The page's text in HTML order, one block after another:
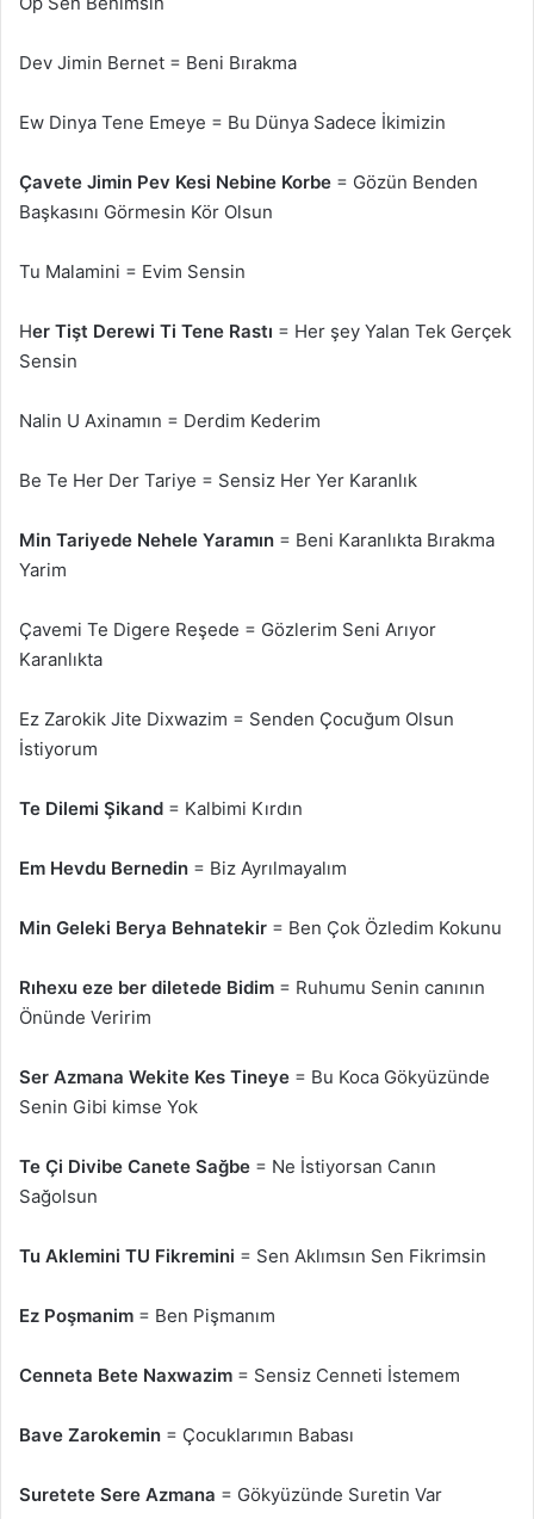
Dev Jimin Bernet = Beni Bırakma
Ew Dinya Tene Emeye = Bu Dünya Sadece İkimizin
Çavete Jimin Pev Kesi Nebine Korbe = Gözün Benden
Başkasını Görmesin Kör Olsun
Tu Malamini = Evim Sensin
Her Tişt Derewi Ti Tene Rastı = Her şey Yalan Tek Gerçek
Sensin
Nalin U Axinamın = Derdim Kederim
Be Te Her Der Tariye = Sensiz Her Yer Karanlık
Min Tariyede Nehele Yaramın = Beni Karanlıkta Bırakma
Yarim
Çavemi Te Digere Reşede = Gözlerim Seni Arıyor
Karanlıkta
Ez Zarokik Jite Dixwazim = Senden Çocuğum Olsun
İstiyorum
Te Dilemi Şikand = Kalbimi Kırdın
Em Hevdu Bernedin = Biz Ayrılmayalım
Min Geleki Berya Behnatekir = Ben Çok Özledim Kokunu
Rıhexu eze ber diletede Bidim = Ruhumu Senin canının
Önünde Veririm
Ser Azmana Wekite Kes Tineye = Bu Koca Gökyüzünde
Senin Gibi kimse Yok
Te Çi Divibe Canete Sağbe = Ne İstiyorsan Canın
Sağolsun
Tu Aklemini TU Fikremini = Sen Aklımsın Sen Fikrimsin
Ez Poşmanim = Ben Pişmanım
Cenneta Bete Naxwazim = Sensiz Cenneti İstemem
Bave Zarokemin = Çocuklarımın Babası
Suretete Sere Azmana = Gökyüzünde Suretin Var